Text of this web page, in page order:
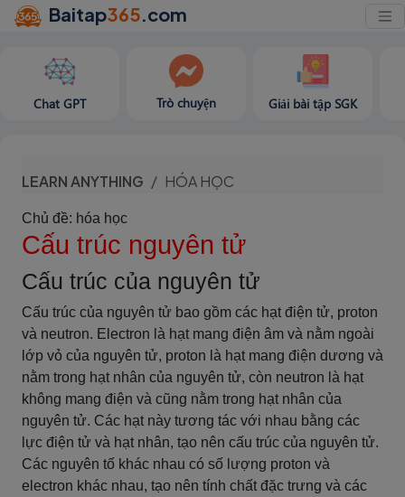
Baitap365.com
Chat GPT Trò chuyện Giải bài tập SGK
LEARN ANYTHING HÓA HỌC
Chủ đề: hóa học
Cấu trúc nguyên tử
Cấu trúc của nguyên tử
Cấu trúc của nguyên tử bao gồm các hạt điện tử, proton
và neutron. Electron là hạt mang điện âm và nằm ngoài
lớp vỏ của nguyên tử, proton là hạt mang điện dương và
nằm trong hạt nhân của nguyên tử, còn neutron là hạt
không mang điện và cũng nằm trong hạt nhân của
nguyên tử. Các hạt này tương tác với nhau bằng các
lực điện tử và hạt nhân, tạo nên cấu trúc của nguyên tử.
Các nguyên tố khác nhau có số lượng proton và
electron khác nhau, tạo nên tính chất đặc trưng và các